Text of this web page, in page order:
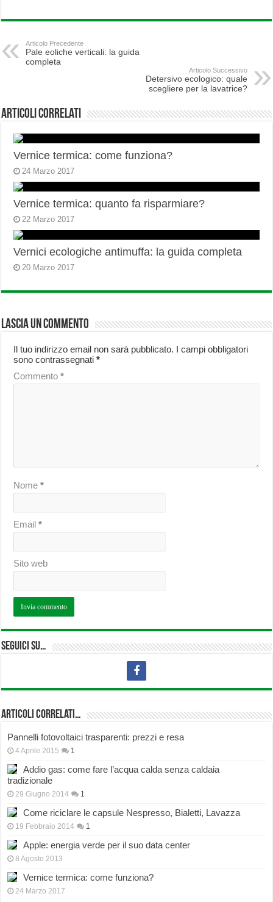
Articolo Precedente
Pale eoliche verticali: la guida
completa
Articolo Successivo
Detersivo ecologico: quale
scegliere per la lavatrice?
Articoli correlati
Vernice termica: come funziona?
24 Marzo 2017
Vernice termica: quanto fa risparmiare?
22 Marzo 2017
Vernici ecologiche antimuffa: la guida completa
20 Marzo 2017
Lascia un commento
Il tuo indirizzo email non sarà pubblicato. I campi obbligatori
sono contrassegnati*
Commento*
Nome*
Email*
Sito web
Seguici su…
Articoli correlati…
Pannelli fotovoltaici trasparenti: prezzi e resa
4 Aprile 2015 1
Addio gas: come fare l’acqua calda senza caldaia
tradizionale
29 Giugno 2014 1
Come riciclare le capsule Nespresso, Bialetti, Lavazza
19 Febbraio 2014 1
Apple: energia verde per il suo data center
8 Agosto 2013
Vernice termica: come funziona?
24 Marzo 2017